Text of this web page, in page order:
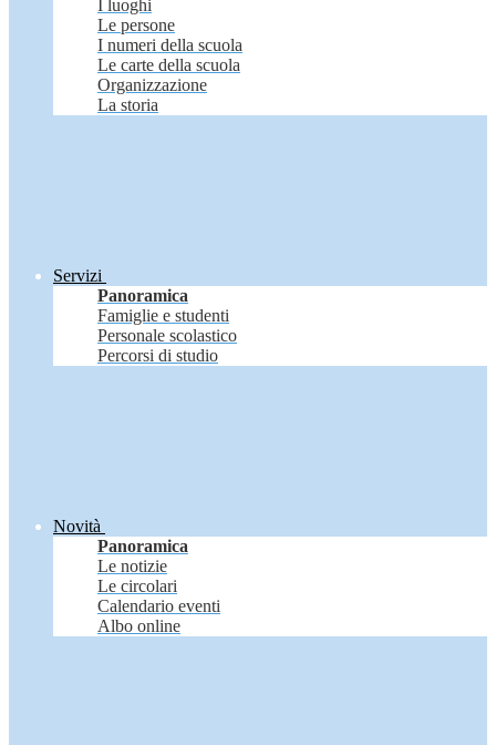
I luoghi
Le persone
I numeri della scuola
Le carte della scuola
Organizzazione
La storia
Servizi
Panoramica
Famiglie e studenti
Personale scolastico
Percorsi di studio
Novità
Panoramica
Le notizie
Le circolari
Calendario eventi
Albo online